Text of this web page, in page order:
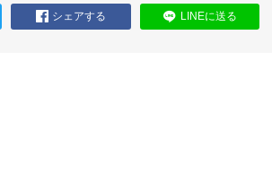
シェアする LINEに送る